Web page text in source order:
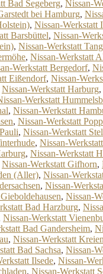
Bad Segeberg, Nissan-
bei Hamburg,
, Nissan-Werkstatt
Barsbüttel, Nissan-
, Nissan-Werkstatt
, Nissan-Werkstatt
Werkstatt Bergedorf,
Eißendorf, Nissan-
Nissan-Werkstatt Harburg,
Werkstatt
, Nissan-Werkstatt
, Nissan-Werkstatt
, Nissan-Werkstatt
, Nissan-
, Nissan-Werkstatt
Nissan-Werkstatt Gifhorn,
(Aller), Nissan-
, Nissan-
, Nissan-
Bad Harzburg,
Nissan-Werkstatt
Bad Gandersheim,
, Nissan-Werkstatt
Bad Sachsa, Nissan-
Ilsede, Nissan-
, Nissan-Werkstatt